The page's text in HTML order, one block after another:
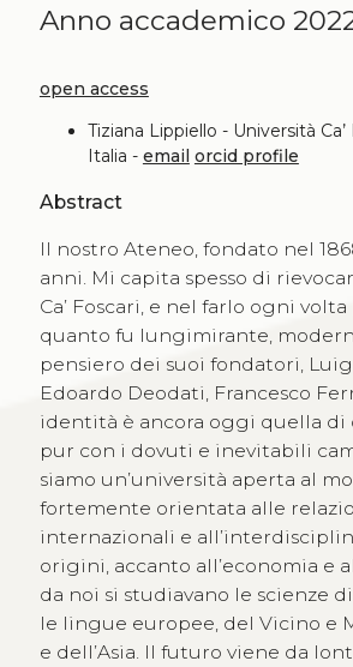
Anno accademico
open access
Tiziana Lippiello - Università
Italia - email orcid profile
Abstract
Il nostro Ateneo, fondato nel
anni. Mi capita spesso di
Ca’ Foscari, e nel farlo ogni volta
quanto fu lungimirante,
pensiero dei suoi fondatori,
Edoardo Deodati, Francesco
identità è ancora oggi quella di
pur con i dovuti e inevitabili
siamo un’università aperta al
fortemente orientata alle
internazionali e
origini, accanto all’economia e
da noi si studiavano le scienze
le lingue europee, del Vicino e
e dell’Asia. Il futuro viene da